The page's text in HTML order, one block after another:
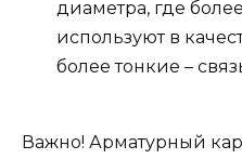
диаметра, где
используют в
более тонкие –
Важно! Арматурный